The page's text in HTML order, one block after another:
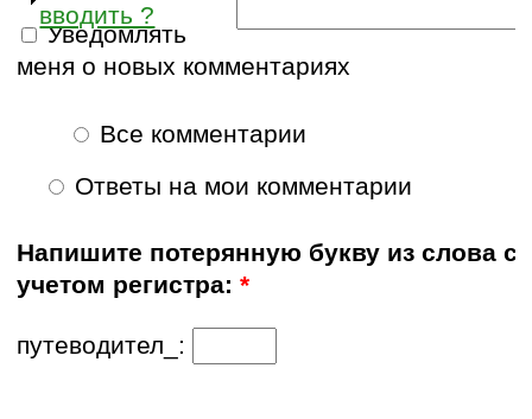
вводить ?
Уведомлять
меня о новых комментариях
Все комментарии
Ответы на мои комментарии
Напишите потерянную букву из слова с
учетом регистра:*
путеводител_: